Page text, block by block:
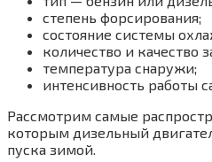
степень форсирования;
состояние системы
количество и качество
температура снаружи;
интенсивность работы
Рассмотрим самые
которым дизельный
пуска зимой.